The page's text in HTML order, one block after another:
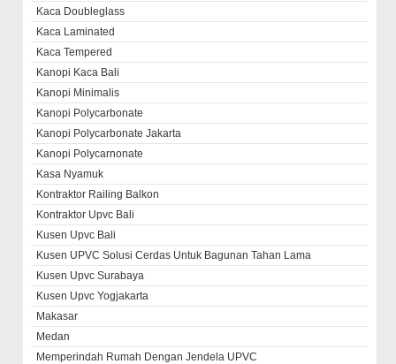
Kaca Doubleglass
Kaca Laminated
Kaca Tempered
Kanopi Kaca Bali
Kanopi Minimalis
Kanopi Polycarbonate
Kanopi Polycarbonate Jakarta
Kanopi Polycarnonate
Kasa Nyamuk
Kontraktor Railing Balkon
Kontraktor Upvc Bali
Kusen Upvc Bali
Kusen UPVC Solusi Cerdas Untuk Bagunan Tahan Lama
Kusen Upvc Surabaya
Kusen Upvc Yogjakarta
Makasar
Medan
Memperindah Rumah Dengan Jendela UPVC